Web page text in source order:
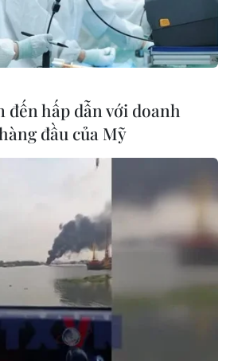
của Chủ tịch nước cho 12
bình LHQ
Xuân Chiến yêu cầu 12 sỹ quan
phát huy hình ảnh “bộ đội Cụ
hùng của Quân đội nhân dân
thực hiện nhiệm vụ.
đến hấp dẫn với doanh
đầu của Mỹ